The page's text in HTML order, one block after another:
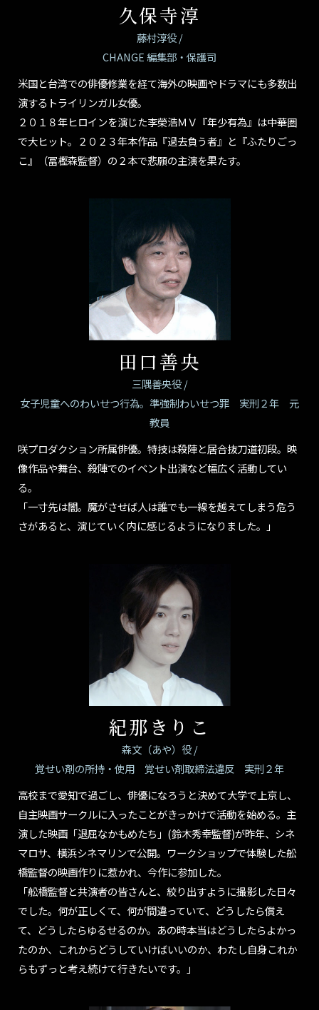
久保寺淳
藤村淳役 /
CHANGE 編集部・保護司
米国と台湾での俳優修業を経て海外の映画やドラマにも多数出
演するトライリンガル女優。
２０１８年ヒロインを演じた李榮浩ＭＶ『年少有為』は中華圏
で大ヒット。２０２３年本作品『過去負う者』と『ふたりごっ
こ』（冨樫森監督）の２本で悲願の主演を果たす。
田口善央
三隅善央役 /
女子児童へのわいせつ行為。準強制わいせつ罪 実刑２年 元
教員
咲プロダクション所属俳優。特技は殺陣と居合抜刀道初段。映
像作品や舞台、殺陣でのイベント出演など幅広く活動してい
る。
「一寸先は闇。魔がさせば人は誰でも一線を越えてしまう危う
さがあると、演じていく内に感じるようになりました。」
紀那きりこ
森文（あや）役 /
覚せい剤の所持・使用 覚せい剤取締法違反 実刑２年
高校まで愛知で過ごし、俳優になろうと決めて大学で上京し、
自主映画サークルに入ったことがきっかけで活動を始める。主
演した映画「退屈なかもめたち」(鈴木秀幸監督)が昨年、シネ
マロサ、横浜シネマリンで公開。ワークショップで体験した舩
橋監督の映画作りに惹かれ、今作に参加した。
「舩橋監督と共演者の皆さんと、絞り出すように撮影した日々
でした。何が正しくて、何が間違っていて、どうしたら償え
て、どうしたらゆるせるのか。あの時本当はどうしたらよかっ
たのか、これからどうしていけばいいのか、わたし自身これか
らもずっと考え続けて行きたいです。」